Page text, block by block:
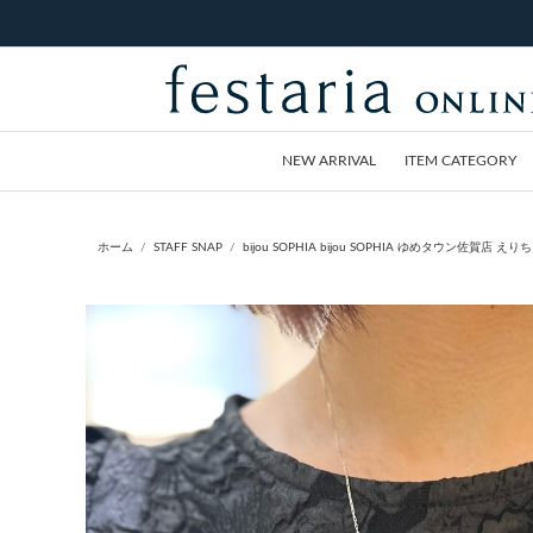
NEW ARRIVAL ITEM CATEGORY
ホーム STAFF SNAP bijou SOPHIA bijou SOPHIA ゆめタウン佐賀店 えり